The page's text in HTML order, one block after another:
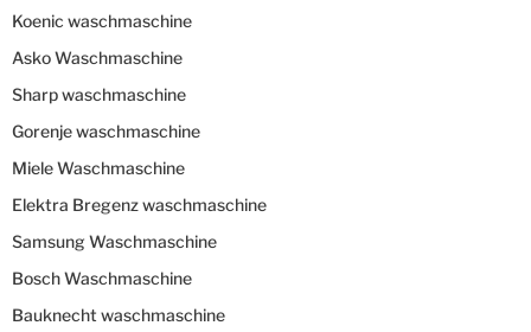
Koenic waschmaschine
Asko Waschmaschine
Sharp waschmaschine
Gorenje waschmaschine
Miele Waschmaschine
Elektra Bregenz waschmaschine
Samsung Waschmaschine
Bosch Waschmaschine
Bauknecht waschmaschine